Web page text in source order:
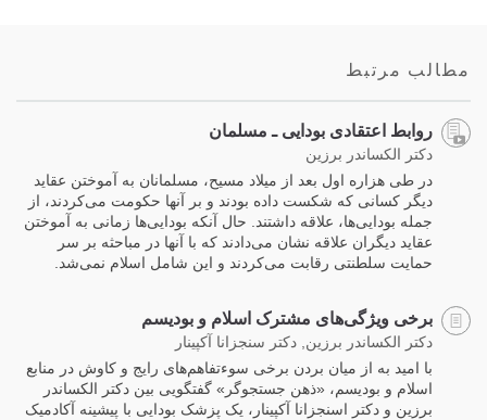
مطالب مرتبط
روابط اعتقادی بودایی ـ مسلمان
دکتر الکساندر برزین
در طی هزاره اول بعد از میلاد مسیح، مسلمانان به آموختن عقاید
دیگر کسانی که شکست داده بودند و بر آنها حکومت می‌کردند، از
جمله بودایی‌ها، علاقه داشتند. حال آنکه بودایی‌ها زمانی به آموختن
عقاید دیگران علاقه نشان می‌دادند که با آنها در مباحثه بر سر
حمایت سلطنتی رقابت می‌کردند و این شامل اسلام نمی‌شد.
برخی ویژگی‌های مشترک اسلام و بودیسم
دکتر الکساندر برزین, دکتر سنجزانا آکپینار
با امید به از میان بردن برخی سوءتفاهم‌های رایج و کاوش در منابع
اسلام و بودیسم، «ذهن جستجوگر» گفتگویی بین دکتر الکساندر
برزین و دکتر اسنجزانا آکپینار، یک پزشک بودایی با پیشینه آکادمیک